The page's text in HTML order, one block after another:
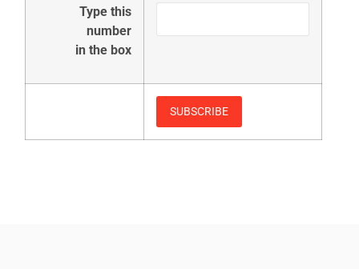
Type this
number
in the box